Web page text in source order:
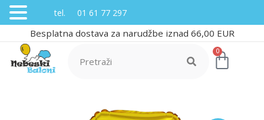
Besplatna dostava za narudžbe iznad 66,00 EUR
0
tel. 01 61 77 297